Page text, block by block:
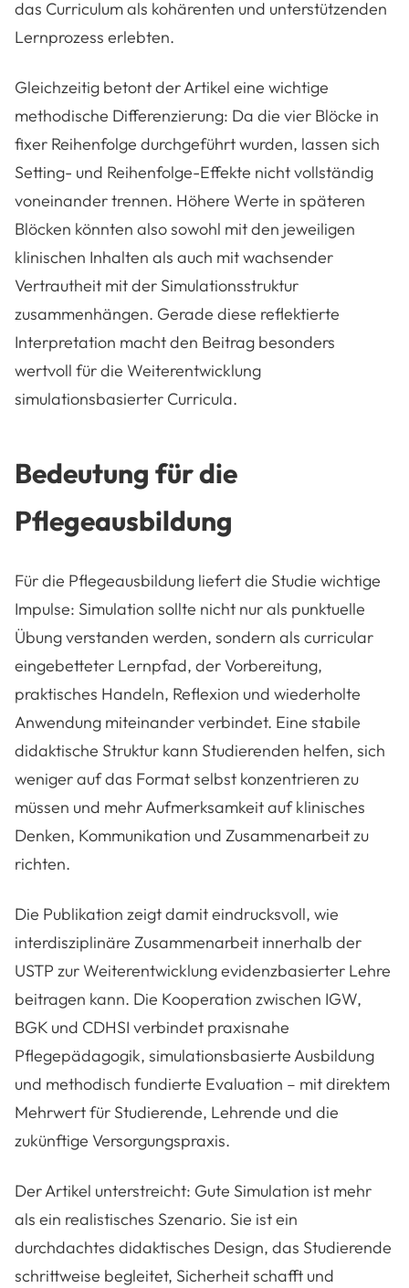
das Curriculum als kohärenten und unterstützenden
Lernprozess erlebten.
Gleichzeitig betont der Artikel eine wichtige
methodische Differenzierung: Da die vier Blöcke in
fixer Reihenfolge durchgeführt wurden, lassen sich
Setting- und Reihenfolge-Effekte nicht vollständig
voneinander trennen. Höhere Werte in späteren
Blöcken könnten also sowohl mit den jeweiligen
klinischen Inhalten als auch mit wachsender
Vertrautheit mit der Simulationsstruktur
zusammenhängen. Gerade diese reflektierte
Interpretation macht den Beitrag besonders
wertvoll für die Weiterentwicklung
simulationsbasierter Curricula.
Bedeutung für die
Pflegeausbildung
Für die Pflegeausbildung liefert die Studie wichtige
Impulse: Simulation sollte nicht nur als punktuelle
Übung verstanden werden, sondern als curricular
eingebetteter Lernpfad, der Vorbereitung,
praktisches Handeln, Reflexion und wiederholte
Anwendung miteinander verbindet. Eine stabile
didaktische Struktur kann Studierenden helfen, sich
weniger auf das Format selbst konzentrieren zu
müssen und mehr Aufmerksamkeit auf klinisches
Denken, Kommunikation und Zusammenarbeit zu
richten.
Die Publikation zeigt damit eindrucksvoll, wie
interdisziplinäre Zusammenarbeit innerhalb der
USTP zur Weiterentwicklung evidenzbasierter Lehre
beitragen kann. Die Kooperation zwischen IGW,
BGK und CDHSI verbindet praxisnahe
Pflegepädagogik, simulationsbasierte Ausbildung
und methodisch fundierte Evaluation – mit direktem
Mehrwert für Studierende, Lehrende und die
zukünftige Versorgungspraxis.
Der Artikel unterstreicht: Gute Simulation ist mehr
als ein realistisches Szenario. Sie ist ein
durchdachtes didaktisches Design, das Studierende
schrittweise begleitet, Sicherheit schafft und